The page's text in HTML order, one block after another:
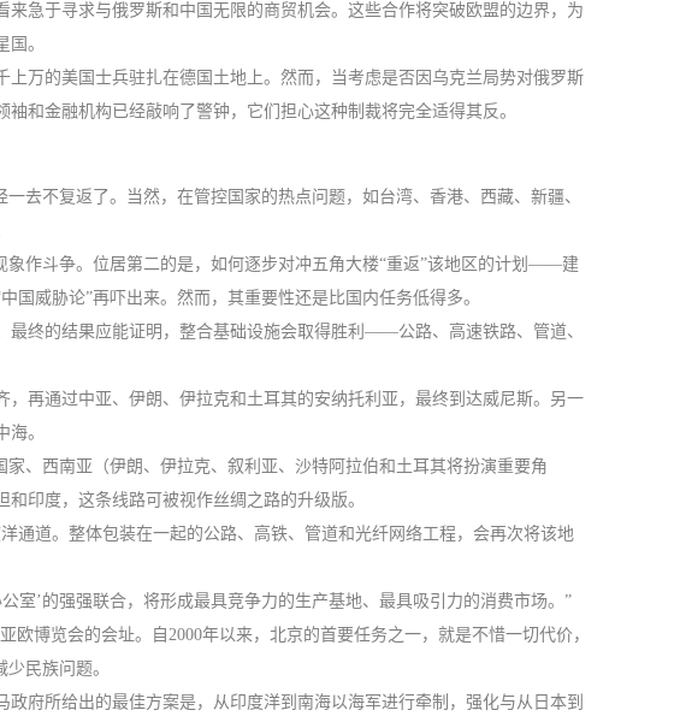
急于寻求与俄罗斯和中国无限的商贸机会。这些合作将突破欧盟的边界，为
。
万的美国士兵驻扎在德国土地上。然而，当考虑是否因乌克兰局势对俄罗斯
和金融机构已经敲响了警钟，它们担心这种制裁将完全适得其反。
去不复返了。当然，在管控国家的热点问题，如台湾、香港、西藏、新疆、
象作斗争。位居第二的是，如何逐步对冲五角大楼“重返”该地区的计划——建
威胁论”再吓出来。然而，其重要性还是比国内任务低得多。
终的结果应能证明，整合基础设施会取得胜利——公路、高速铁路、管道、
再通过中亚、伊朗、伊拉克和土耳其的安纳托利亚，最终到达威尼斯。另一
。
、西南亚（伊朗、伊拉克、叙利亚、沙特阿拉伯和土耳其将扮演重要角
印度，这条线路可被视作丝绸之路的升级版。
通道。整体包装在一起的公路、高铁、管道和光纤网络工程，会再次将该地
室’的强强联合，将形成最具竞争力的生产基地、最具吸引力的消费市场。”
博览会的会址。自2000年以来，北京的首要任务之一，就是不惜一切代价，
民族问题。
府所给出的最佳方案是，从印度洋到南海以海军进行牵制，强化与从日本到